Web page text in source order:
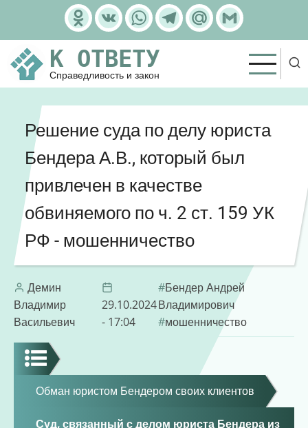
основному
содержанию
Odnoklassniki
VK WhatsAppTelegram
Mail.Ru
К ОТВЕТУ
Справедливость и закон
Решение суда по делу юриста
Бендера А.В., который был
привлечен в качестве
обвиняемого по ч. 2 ст. 159 УК
РФ - мошенничество
Демин
Владимир
Васильевич
29.10.2024
- 17:04
Бендер Андрей
Владимирович
мошенничество
Обман юристом Бендером своих клиентов
Суд, связанный с делом юриста Бендера из